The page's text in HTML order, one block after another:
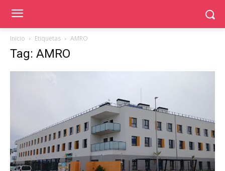
Inicio Etiquetas AMRO
Tag: AMRO